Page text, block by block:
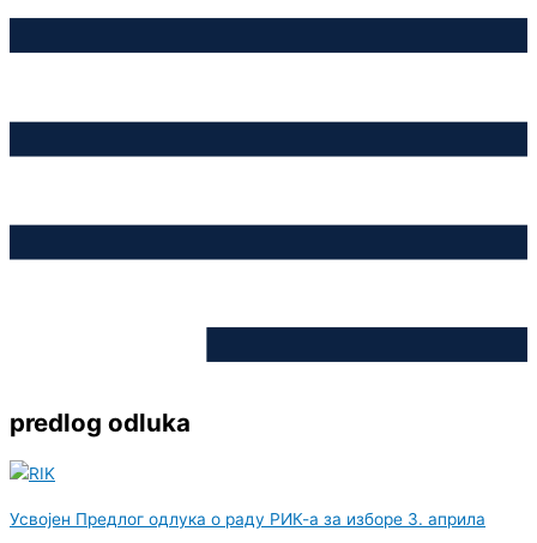
predlog odluka
Усвојен Предлог одлука о раду РИК-а за изборе 3. априла